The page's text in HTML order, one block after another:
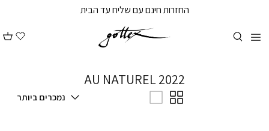
בתחתית
החזרות חינם עם שליח עד הבית
AU NATUREL 2022
לפי
נמכרים ביותר